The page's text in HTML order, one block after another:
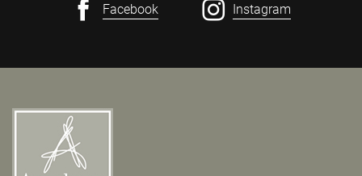
Facebook Instagram